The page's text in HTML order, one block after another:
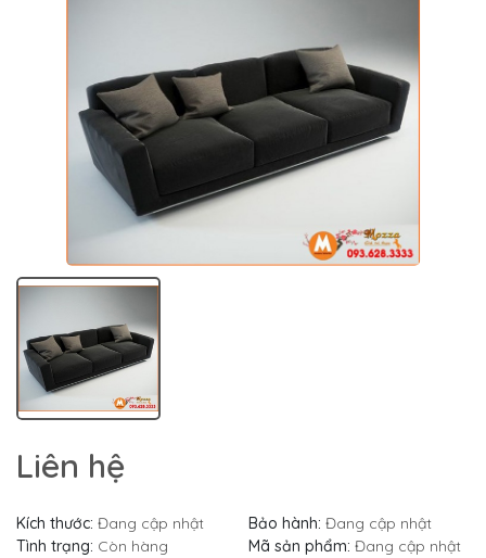
Liên hệ
Kích thước: Đang cập nhật Bảo hành: Đang cập nhật
Tình trạng: Còn hàng Mã sản phẩm: Đang cập nhật